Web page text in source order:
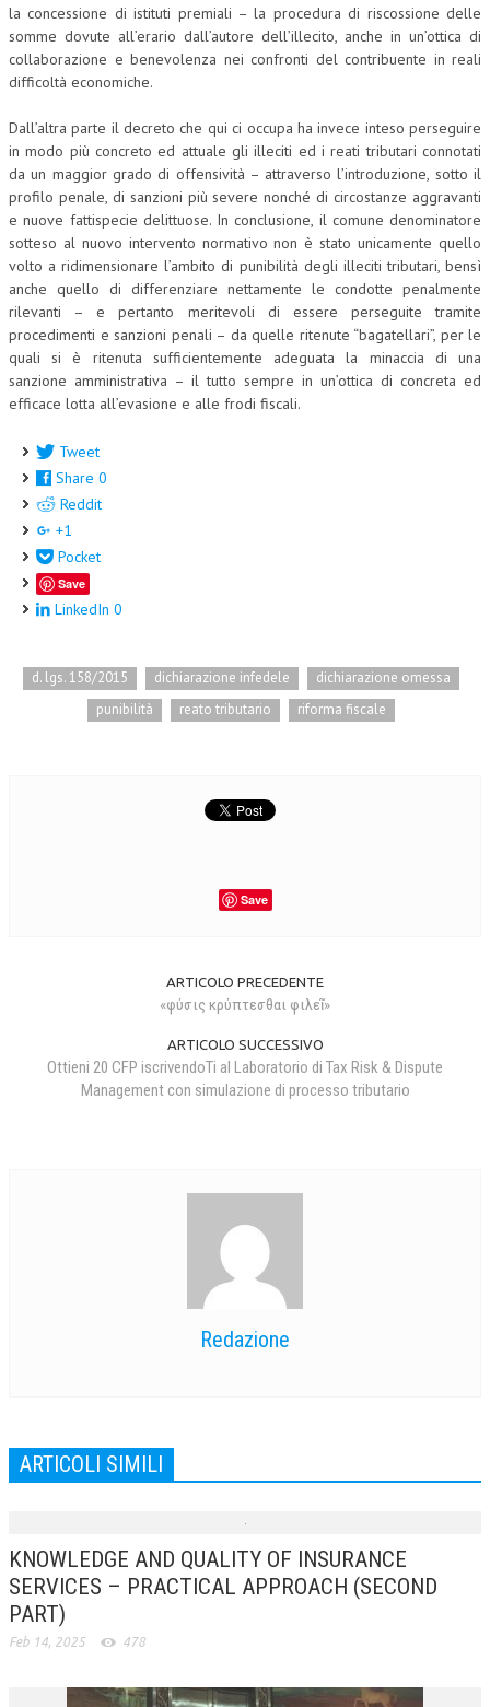
la concessione di istituti premiali – la procedura di riscossione delle
somme dovute all’erario dall’autore dell’illecito, anche in un’ottica di
collaborazione e benevolenza nei confronti del contribuente in reali
difficoltà economiche.
Dall’altra parte il decreto che qui ci occupa ha invece inteso perseguire
in modo più concreto ed attuale gli illeciti ed i reati tributari connotati
da un maggior grado di offensività – attraverso l’introduzione, sotto il
profilo penale, di sanzioni più severe nonché di circostanze aggravanti
e nuove fattispecie delittuose. In conclusione, il comune denominatore
sotteso al nuovo intervento normativo non è stato unicamente quello
volto a ridimensionare l’ambito di punibilità degli illeciti tributari, bensì
anche quello di differenziare nettamente le condotte penalmente
rilevanti – e pertanto meritevoli di essere perseguite tramite
procedimenti e sanzioni penali – da quelle ritenute “bagatellari”, per le
quali si è ritenuta sufficientemente adeguata la minaccia di una
sanzione amministrativa – il tutto sempre in un’ottica di concreta ed
efficace lotta all’evasione e alle frodi fiscali.
Tweet
Share 0
Reddit
+1
Pocket
Save
LinkedIn 0
d. lgs. 158/2015 dichiarazione infedele
dichiarazione omessa
punibilità
reato tributario riforma fiscale
Save
ARTICOLO PRECEDENTE
«φύσις κρύπτεσθαι φιλεῖ»
ARTICOLO SUCCESSIVO
Ottieni 20 CFP iscrivendoTi al Laboratorio di Tax Risk & Dispute
Management con simulazione di processo tributario
Redazione
ARTICOLI SIMILI
KNOWLEDGE AND QUALITY OF INSURANCE
SERVICES – PRACTICAL APPROACH (SECOND
PART)
Feb 14, 2025 478